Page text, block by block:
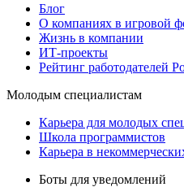
Блог
О компаниях в игровой
Жизнь в компании
ИТ-проекты
Рейтинг работодателей
Молодым специалистам
Карьера для молодых
Школа программистов
Карьера в
Боты для уведомлений